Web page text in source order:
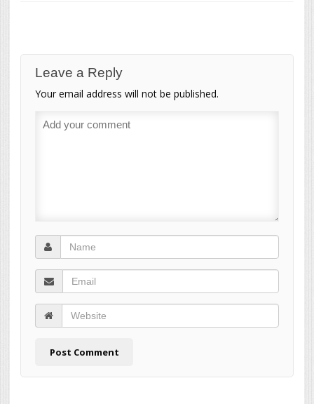
Leave a Reply
Your email address will not be published.